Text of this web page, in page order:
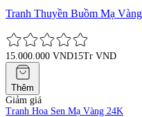
Tranh Thuyền Buồm Mạ
15.000.000 VND15Tr VND
Thêm
Giảm giá
Tranh Hoa Sen Mạ Vàng 24K